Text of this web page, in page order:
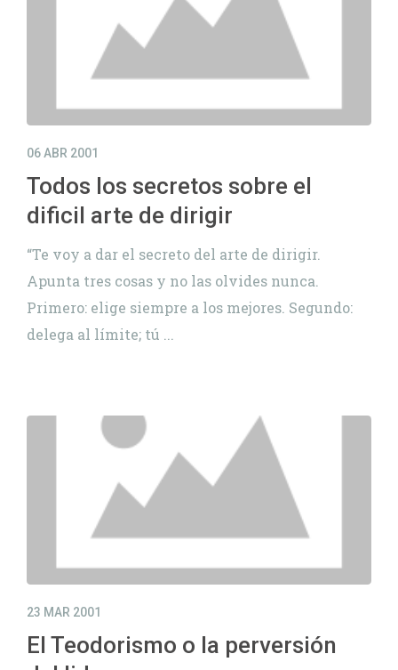
06 ABR 2001
Todos los secretos sobre el
dificil arte de dirigir
“Te voy a dar el secreto del arte de dirigir.
Apunta tres cosas y no las olvides nunca.
Primero: elige siempre a los mejores. Segundo:
delega al límite; tú ...
23 MAR 2001
El Teodorismo o la perversión